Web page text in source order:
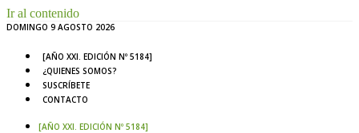
Ir al contenido
DOMINGO 9 AGOSTO 2026
[AÑO XXI. EDICIÓN Nº 5184]
¿QUIENES SOMOS?
SUSCRÍBETE
CONTACTO
[AÑO XXI. EDICIÓN Nº 5184]